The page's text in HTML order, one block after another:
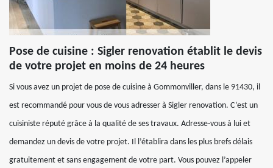
Pose de cuisine : Sigler renovation établit le devis
de votre projet en moins de 24 heures
Si vous avez un projet de pose de cuisine à Gommonviller, dans le 91430, il
est recommandé pour vous de vous adresser à Sigler renovation. C’est un
cuisiniste réputé grâce à la qualité de ses travaux. Adresse-vous à lui et
demandez un devis de votre projet. Il l’établira dans les plus brefs délais
gratuitement et sans engagement de votre part. Vous pouvez l’appeler